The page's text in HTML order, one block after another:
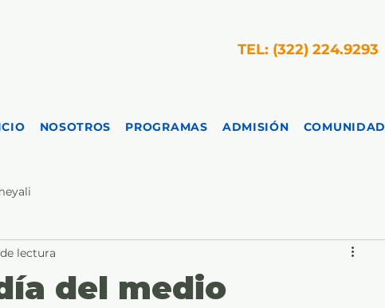
TEL: (322) 224.9293
NOSOTROS PROGRAMAS ADMISIÓN COMUNIDAD
del medio
lectura